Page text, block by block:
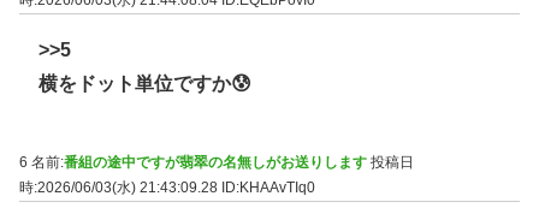
>>5
横をドット単位ですか😰
6 名前:番組の途中ですが翡翠の名無しがお送りします 投稿日
時:2026/06/03(水) 21:43:09.28 ID:KHAAvTIq0